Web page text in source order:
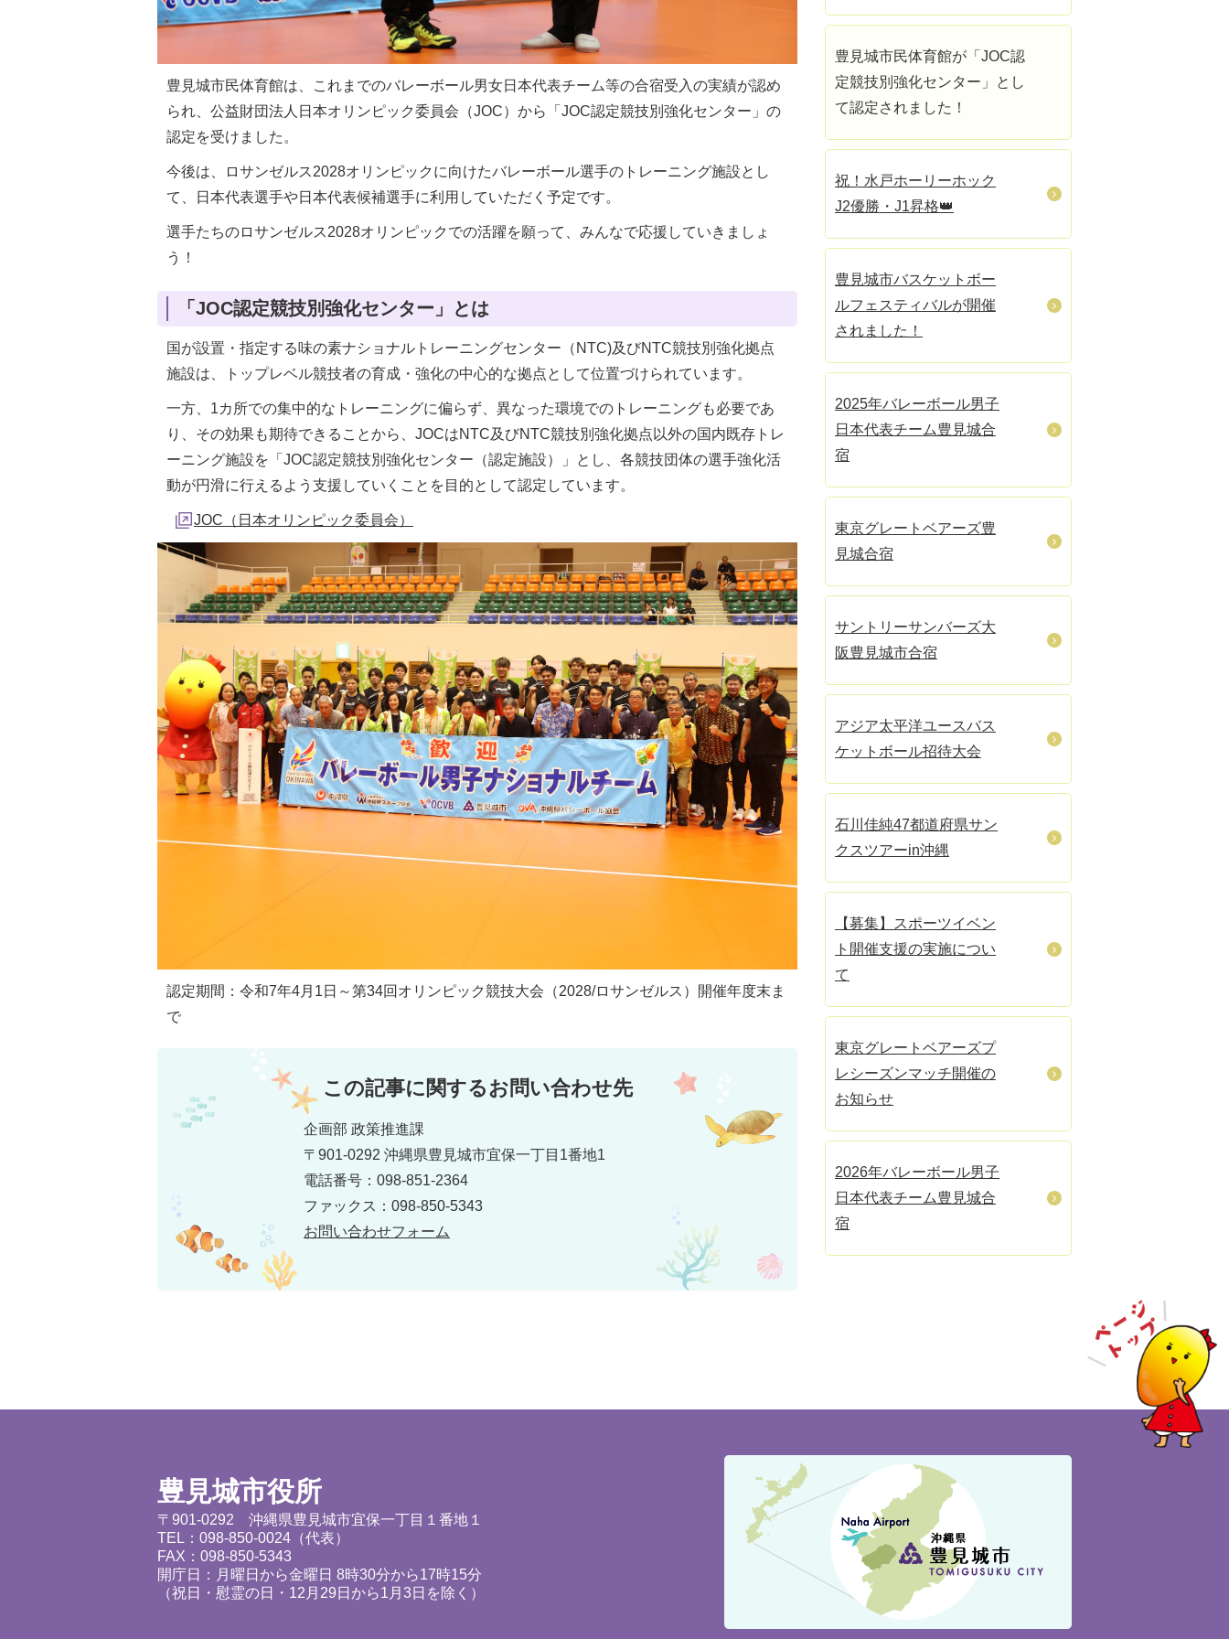
豊見城市民体育館は、これまでのバレーボール男女日本代表チーム等の合宿受入の実績が認め
られ、公益財団法人日本オリンピック委員会（JOC）から「JOC認定競技別強化センター」の
認定を受けました。
今後は、ロサンゼルス2028オリンピックに向けたバレーボール選手のトレーニング施設とし
て、日本代表選手や日本代表候補選手に利用していただく予定です。
選手たちのロサンゼルス2028オリンピックでの活躍を願って、みんなで応援していきましょ
う！
「JOC認定競技別強化センター」とは
国が設置・指定する味の素ナショナルトレーニングセンター（NTC)及びNTC競技別強化拠点
施設は、トップレベル競技者の育成・強化の中心的な拠点として位置づけられています。
一方、1カ所での集中的なトレーニングに偏らず、異なった環境でのトレーニングも必要であ
り、その効果も期待できることから、JOCはNTC及びNTC競技別強化拠点以外の国内既存トレ
ーニング施設を「JOC認定競技別強化センター（認定施設）」とし、各競技団体の選手強化活
動が円滑に行えるよう支援していくことを目的として認定しています。
JOC（日本オリンピック委員会）
認定期間：令和7年4月1日～第34回オリンピック競技大会（2028/ロサンゼルス）開催年度末ま
で
この記事に関するお問い合わせ先
企画部 政策推進課
〒901-0292 沖縄県豊見城市宜保一丁目1番地1
電話番号：098-851-2364
ファックス：098-850-5343
お問い合わせフォーム
豊見城市民体育館が「JOC認
定競技別強化センター」とし
て認定されました！
祝！水戸ホーリーホック
J2優勝・J1昇格👑
豊見城市バスケットボー
ルフェスティバルが開催
されました！
2025年バレーボール男子
日本代表チーム豊見城合
宿
東京グレートベアーズ豊
見城合宿
サントリーサンバーズ大
阪豊見城市合宿
アジア太平洋ユースバス
ケットボール招待大会
石川佳純47都道府県サン
クスツアーin沖縄
【募集】スポーツイベン
ト開催支援の実施につい
て
東京グレートベアーズプ
レシーズンマッチ開催の
お知らせ
2026年バレーボール男子
日本代表チーム豊見城合
宿
豊見城市役所
〒901-0292 沖縄県豊見城市宜保一丁目１番地１
TEL：098-850-0024（代表）
FAX：098-850-5343
開庁日：月曜日から金曜日 8時30分から17時15分
（祝日・慰霊の日・12月29日から1月3日を除く）